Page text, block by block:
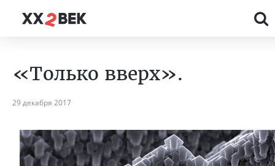
«Только вверх».
29 декабря 2017